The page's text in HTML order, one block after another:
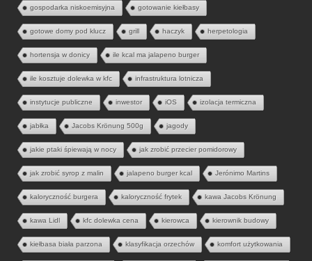
gospodarka niskoemisyjna gotowanie kiełbasy
gotowe domy pod klucz grill haczyk herpetologia
hortensja w donicy ile kcal ma jalapeno burger
ile kosztuje dolewka w kfc infrastruktura lotnicza
instytucje publiczne inwestor iOS izolacja termiczna
jabłka Jacobs Krönung 500g jagody
jakie ptaki śpiewają w nocy jak zrobić przecier pomidorowy
jak zrobić syrop z malin jalapeno burger kcal Jerónimo Martins
kaloryczność burgera kaloryczność frytek kawa Jacobs Krönung
kawa Lidl kfc dolewka cena kierowca kierownik budowy
kiełbasa biała parzona klasyfikacja orzechów komfort użytkowania